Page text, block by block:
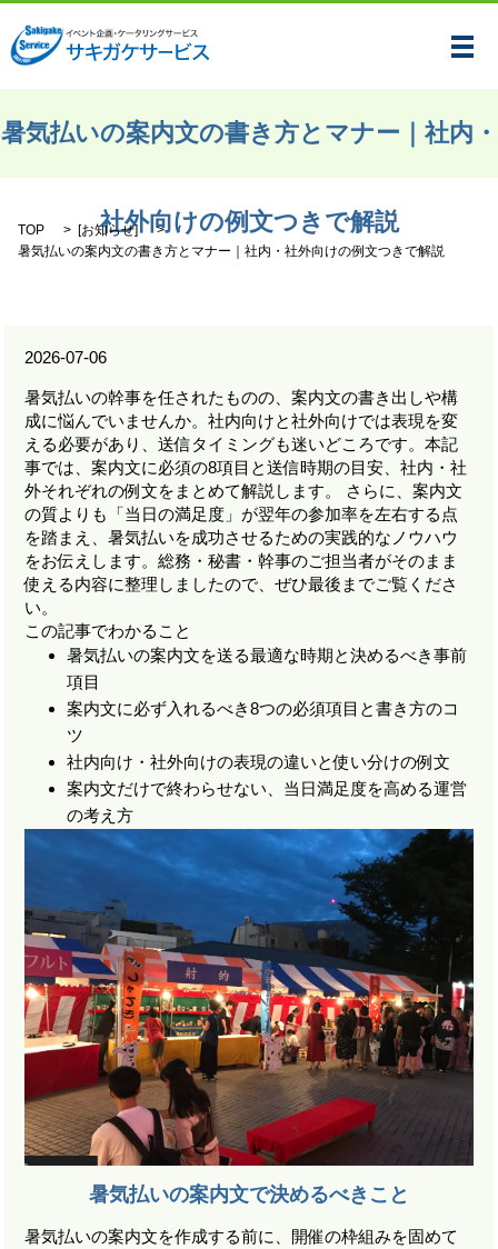
メ
暑気払いの案内文の書き方とマナー｜社内・
社外向けの例文つきで解説
TOP [お知らせ]
暑気払いの案内文の書き方とマナー｜社内・社外向けの例文つきで解説
2026-07-06
暑気払いの幹事を任されたものの、案内文の書き出しや構
成に悩んでいませんか。社内向けと社外向けでは表現を変
える必要があり、送信タイミングも迷いどころです。本記
事では、案内文に必須の8項目と送信時期の目安、社内・社
外それぞれの例文をまとめて解説します。 さらに、案内文
の質よりも「当日の満足度」が翌年の参加率を左右する点
を踏まえ、暑気払いを成功させるための実践的なノウハウ
をお伝えします。総務・秘書・幹事のご担当者がそのまま
使える内容に整理しましたので、ぜひ最後までご覧くださ
い。
この記事でわかること
暑気払いの案内文を送る最適な時期と決めるべき事前
項目
案内文に必ず入れるべき8つの必須項目と書き方のコ
ツ
社内向け・社外向けの表現の違いと使い分けの例文
案内文だけで終わらせない、当日満足度を高める運営
の考え方
暑気払いの案内文で決めるべきこと
暑気払いの案内文を作成する前に、開催の枠組みを固めて